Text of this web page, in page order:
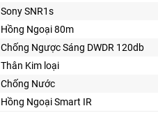
Sony SNR1s
Hồng Ngoại 80m
Chống Ngược Sáng DWDR 120db
Thân Kim loại
Chống Nước
Hồng Ngoại Smart IR